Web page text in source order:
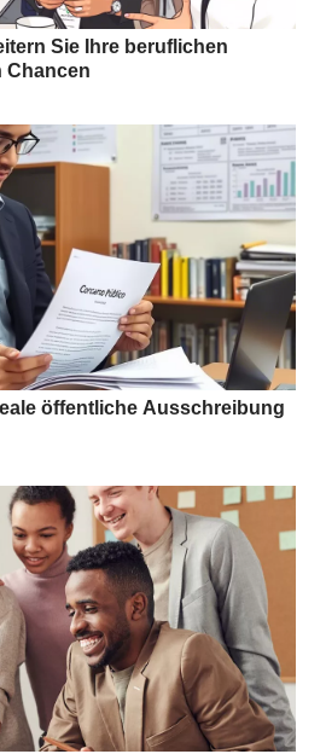
Sie Ihre beruflichen
Chancen
öffentliche Ausschreibung